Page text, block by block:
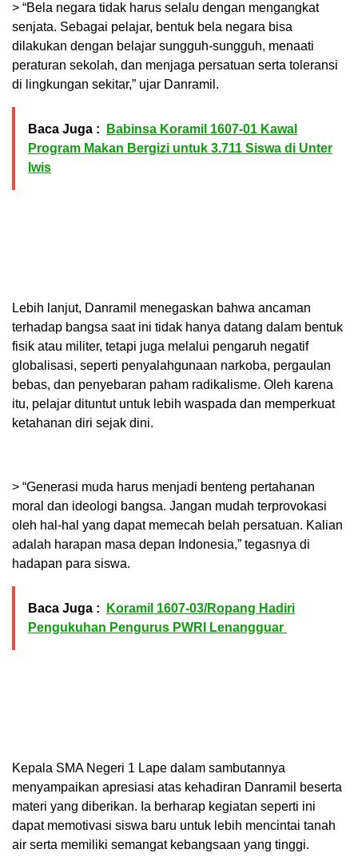
> “Bela negara tidak harus selalu dengan mengangkat
senjata. Sebagai pelajar, bentuk bela negara bisa
dilakukan dengan belajar sungguh-sungguh, menaati
peraturan sekolah, dan menjaga persatuan serta toleransi
di lingkungan sekitar,” ujar Danramil.
Baca Juga :
Babinsa Koramil 1607-01 Kawal
Program Makan Bergizi untuk 3.711 Siswa di Unter
Iwis
Lebih lanjut, Danramil menegaskan bahwa ancaman
terhadap bangsa saat ini tidak hanya datang dalam bentuk
fisik atau militer, tetapi juga melalui pengaruh negatif
globalisasi, seperti penyalahgunaan narkoba, pergaulan
bebas, dan penyebaran paham radikalisme. Oleh karena
itu, pelajar dituntut untuk lebih waspada dan memperkuat
ketahanan diri sejak dini.
> “Generasi muda harus menjadi benteng pertahanan
moral dan ideologi bangsa. Jangan mudah terprovokasi
oleh hal-hal yang dapat memecah belah persatuan. Kalian
adalah harapan masa depan Indonesia,” tegasnya di
hadapan para siswa.
Baca Juga :
‎Koramil 1607-03/Ropang Hadiri
Pengukuhan Pengurus PWRI Lenangguar ‎
Kepala SMA Negeri 1 Lape dalam sambutannya
menyampaikan apresiasi atas kehadiran Danramil beserta
materi yang diberikan. Ia berharap kegiatan seperti ini
dapat memotivasi siswa baru untuk lebih mencintai tanah
air serta memiliki semangat kebangsaan yang tinggi.